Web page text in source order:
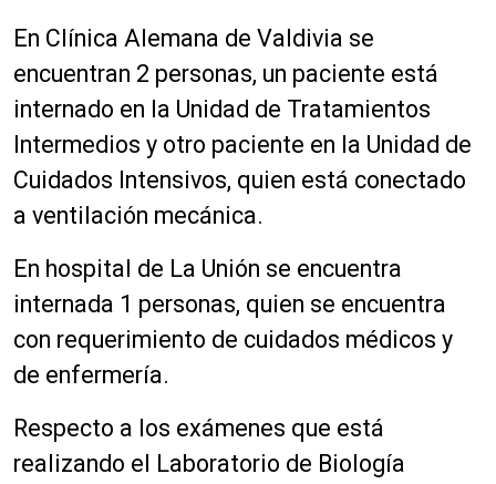
En Clínica Alemana de Valdivia se
encuentran 2 personas, un paciente está
internado en la Unidad de Tratamientos
Intermedios y otro paciente en la Unidad de
Cuidados Intensivos, quien está conectado
a ventilación mecánica.
En hospital de La Unión se encuentra
internada 1 personas, quien se encuentra
con requerimiento de cuidados médicos y
de enfermería.
Respecto a los exámenes que está
realizando el Laboratorio de Biología